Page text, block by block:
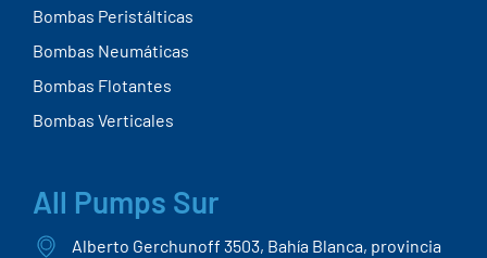
Bombas Peristálticas
Bombas Neumáticas
Bombas Flotantes
Bombas Verticales
All Pumps Sur
Alberto Gerchunoff 3503, Bahía Blanca, provincia